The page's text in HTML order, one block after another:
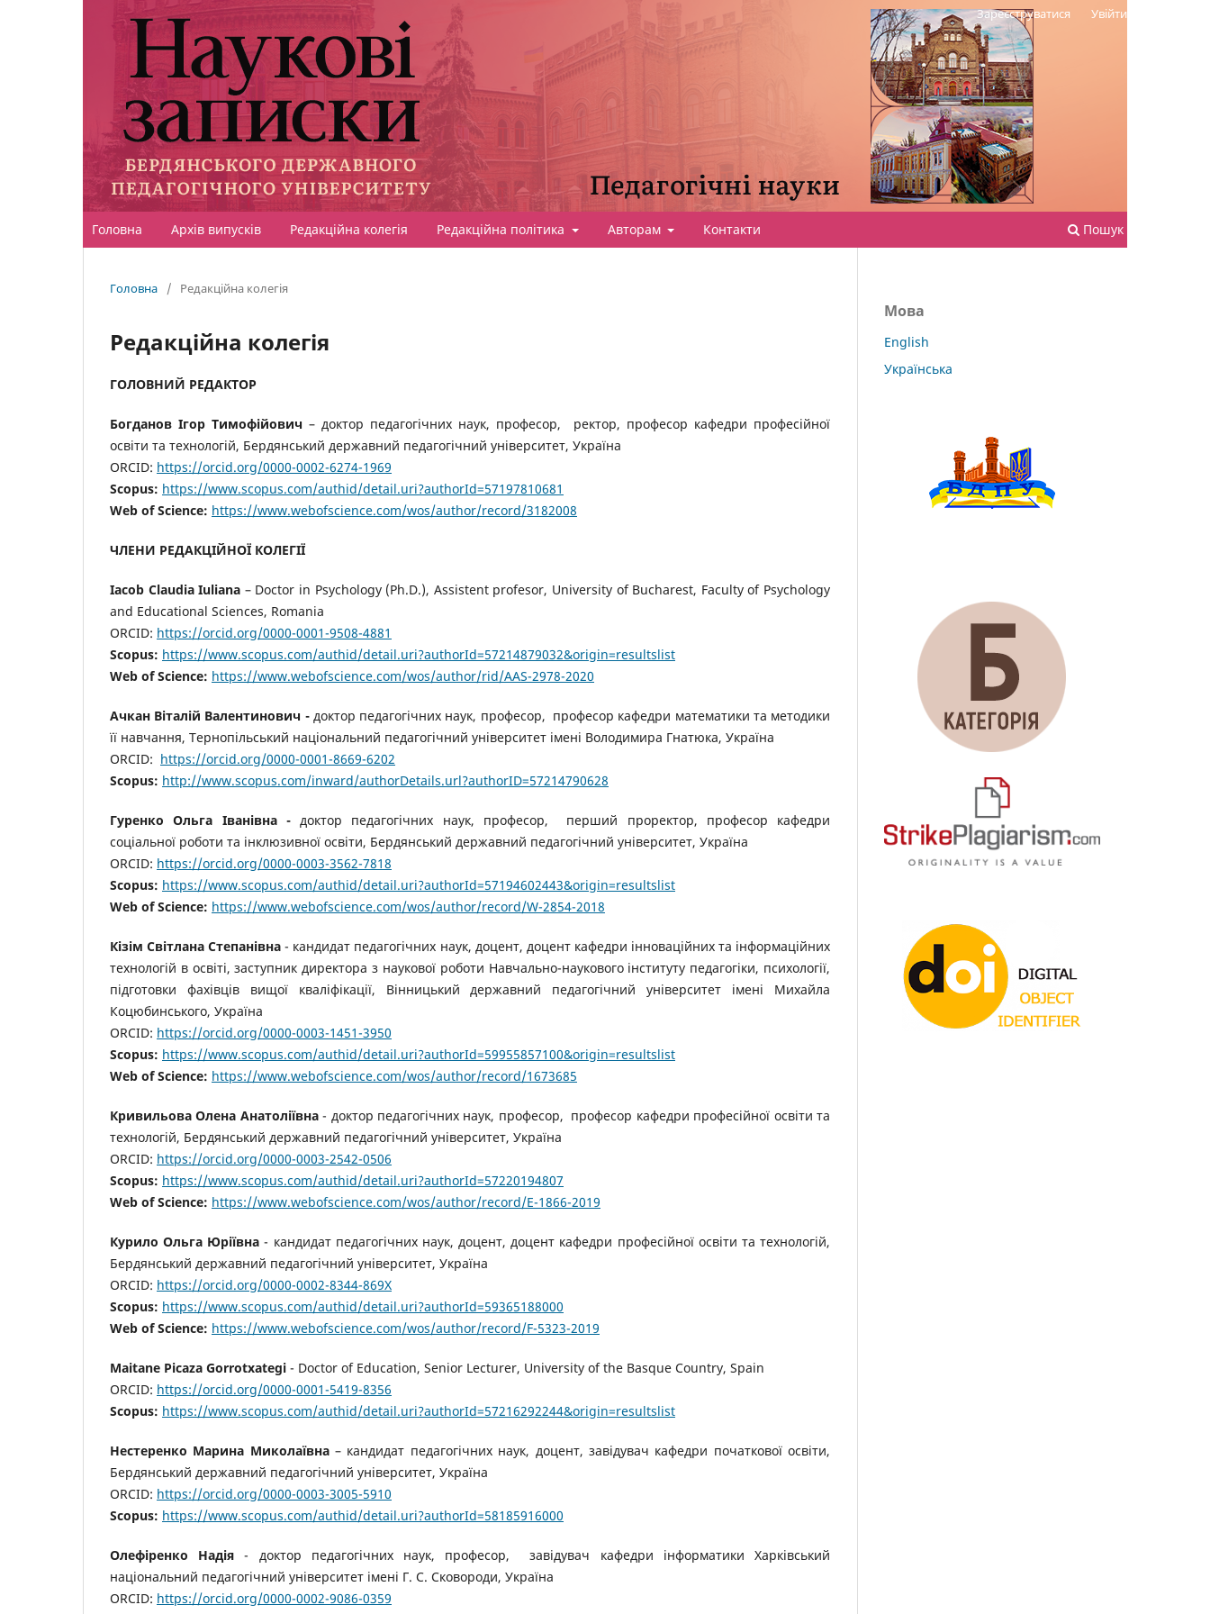
Головна Архів випусків Редакційна колегія Редакційна політика Авторам Контакти Пошук
Зареєструватися Увійти
Головна / Редакційна колегія
Редакційна колегія
ГОЛОВНИЙ РЕДАКТОР
Богданов Ігор Тимофійович – доктор педагогічних наук, професор, ректор, професор кафедри професійної
освіти та технологій, Бердянський державний педагогічний університет, Україна
ORCID: https://orcid.org/0000-0002-6274-1969
Scopus: https://www.scopus.com/authid/detail.uri?authorId=57197810681
Web of Science: https://www.webofscience.com/wos/author/record/3182008
ЧЛЕНИ РЕДАКЦІЙНОЇ КОЛЕГІЇ
Iacob Claudia Iuliana – Doctor in Psychology (Ph.D.), Assistent profesor, University of Bucharest, Faculty of Psychology
and Educational Sciences, Romania
ORCID: https://orcid.org/0000-0001-9508-4881
Scopus: https://www.scopus.com/authid/detail.uri?authorId=57214879032&origin=resultslist
Web of Science: https://www.webofscience.com/wos/author/rid/AAS-2978-2020
Ачкан Віталій Валентинович - доктор педагогічних наук, професор, професор кафедри математики та методики
її навчання, Тернопільський національний педагогічний університет імені Володимира Гнатюка, Україна
ORCID: https://orcid.org/0000-0001-8669-6202
Scopus: http://www.scopus.com/inward/authorDetails.url?authorID=57214790628
Гуренко Ольга Іванівна - доктор педагогічних наук, професор, перший проректор, професор кафедри
соціальної роботи та інклюзивної освіти, Бердянський державний педагогічний університет, Україна
ORCID: https://orcid.org/0000-0003-3562-7818
Scopus: https://www.scopus.com/authid/detail.uri?authorId=57194602443&origin=resultslist
Web of Science: https://www.webofscience.com/wos/author/record/W-2854-2018
КізімСвітлана Степанівна - кандидат педагогічних наук, доцент, доцент кафедри інноваційних та інформаційних
технологій в освіті, заступник директора з наукової роботи Навчально-наукового інституту педагогіки, психології,
підготовки фахівців вищої кваліфікації, Вінницький державний педагогічний університет імені Михайла
Коцюбинського, Україна
ORCID: https://orcid.org/0000-0003-1451-3950
Scopus: https://www.scopus.com/authid/detail.uri?authorId=59955857100&origin=resultslist
Web of Science: https://www.webofscience.com/wos/author/record/1673685
Кривильова Олена Анатоліївна- доктор педагогічних наук, професор, професор кафедри професійної освіти та
технологій, Бердянський державний педагогічний університет, Україна
ORCID: https://orcid.org/0000-0003-2542-0506
Scopus: https://www.scopus.com/authid/detail.uri?authorId=57220194807
Web of Science: https://www.webofscience.com/wos/author/record/E-1866-2019
Курило Ольга Юріївна - кандидат педагогічних наук, доцент, доцент кафедри професійної освіти та технологій,
Бердянський державний педагогічний університет, Україна
ORCID: https://orcid.org/0000-0002-8344-869X
Scopus: https://www.scopus.com/authid/detail.uri?authorId=59365188000
Web of Science: https://www.webofscience.com/wos/author/record/F-5323-2019
Maitane Picaza Gorrotxategi - Doctor of Education, Senior Lecturer, University of the Basque Country, Spain
ORCID: https://orcid.org/0000-0001-5419-8356
Scopus: https://www.scopus.com/authid/detail.uri?authorId=57216292244&origin=resultslist
Нестеренко Марина Миколаївна– кандидат педагогічних наук, доцент, завідувач кафедри початкової освіти,
Бердянський державний педагогічний університет, Україна
ORCID: https://orcid.org/0000-0003-3005-5910
Scopus: https://www.scopus.com/authid/detail.uri?authorId=58185916000
Олефіренко Надія - доктор педагогічних наук, професор, завідувач кафедри інформатики Харківський
національний педагогічний університет імені Г. С. Сковороди, Україна
ORCID: https://orcid.org/0000-0002-9086-0359
Мова
English
Українська